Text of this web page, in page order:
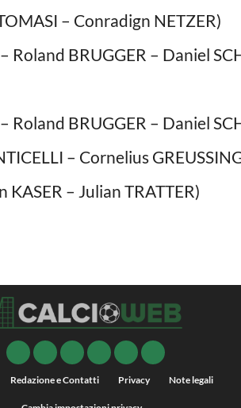
– Conradign NETZER)
Roland BRUGGER – Daniel
Roland BRUGGER – Daniel
– Cornelius
– Julian TRATTER)
Redazione e Contatti Privacy Note legali